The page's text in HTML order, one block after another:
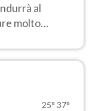
al
molto
25° 37°